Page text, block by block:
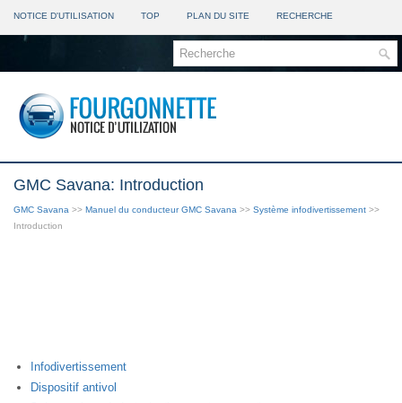
NOTICE D'UTILISATION TOP PLAN DU SITE RECHERCHE
GMC Savana: Introduction
GMC Savana >> Manuel du conducteur GMC Savana >> Système infodivertissement >>
Introduction
Infodivertissement
Dispositif antivol